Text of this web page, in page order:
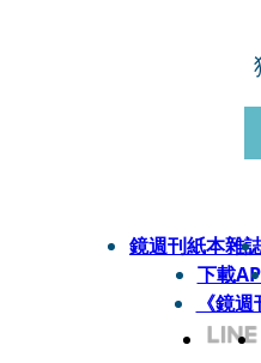
鏡週刊紙本雜
下載
《鏡